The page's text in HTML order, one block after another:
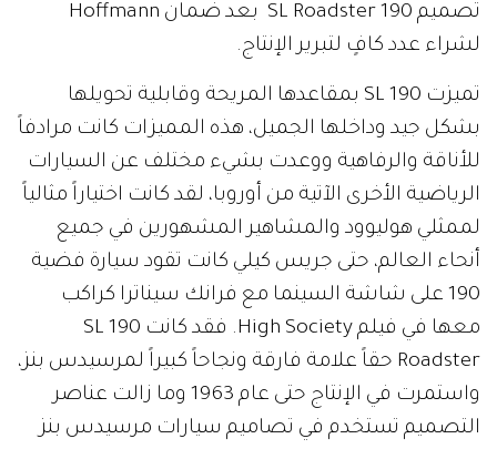
تصميم 190 SL Roadster بعد ضمان Hoffmann
لشراء عدد كافٍ لتبرير الإنتاج.
تميزت 190 SL بمقاعدها المريحة وقابلية تحويلها
بشكل جيد وداخلها الجميل، هذه المميزات كانت مرادفاً
للأناقة والرفاهية ووعدت بشيء مختلف عن السيارات
الرياضية الأخرى الآتية من أوروبا، لقد كانت اختياراً مثالياً
لممثلي هوليوود والمشاهير المشهورين في جميع
أنحاء العالم، حتى جريس كيلي كانت تقود سيارة فضية
190 على شاشة السينما مع فرانك سيناترا كراكب
معها في فيلم High Society. فقد كانت 190 SL
Roadster حقاً علامة فارقة ونجاحاً كبيراً لمرسيدس بنز،
واستمرت في الإنتاج حتى عام 1963 وما زالت عناصر
التصميم تستخدم في تصاميم سيارات مرسيدس بنز